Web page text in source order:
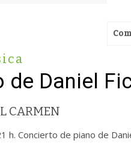
Daniel
CARMEN
Concierto de piano de